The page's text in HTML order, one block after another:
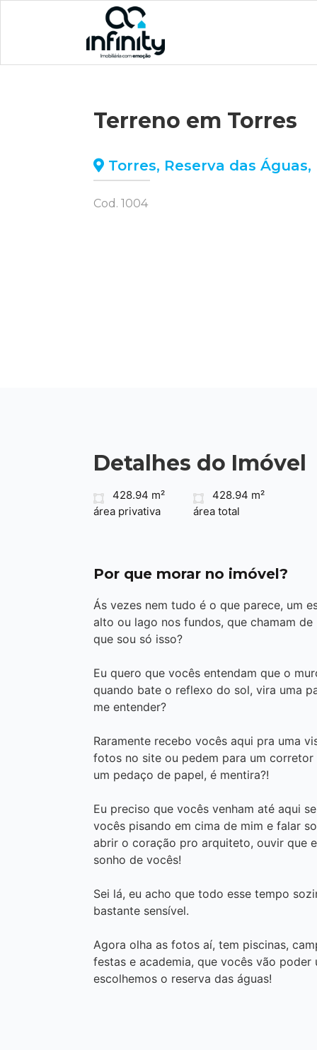
Terreno em Torres
Torres, Reserva das Águas,
Cod. 1004
Detalhes do Imóvel
428.94 m²
área privativa
428.94 m²
área total
Por que morar no imóvel?
Ás vezes nem tudo é o que parece, um
alto ou lago nos fundos, que chamam
que sou só isso?
Eu quero que vocês entendam que o
quando bate o reflexo do sol, vira uma
me entender?
Raramente recebo vocês aqui pra uma
fotos no site ou pedem para um
um pedaço de papel, é mentira?!
Eu preciso que vocês venham até aqui
vocês pisando em cima de mim e falar
abrir o coração pro arquiteto, ouvir que
sonho de vocês!
Sei lá, eu acho que todo esse tempo
bastante sensível.
Agora olha as fotos aí, tem piscinas,
festas e academia, que vocês vão
escolhemos o reserva das águas!